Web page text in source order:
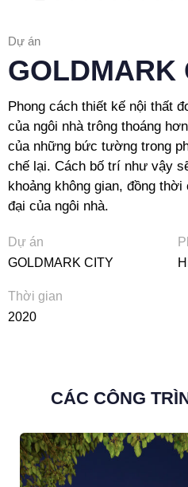
Dự án
GOLDMARK
Phong cách thiết kế nội thất
của ngôi nhà trông thoáng
của những bức tường trong
chế lại. Cách bố trí như vậy
khoảng không gian, đồng
đại của ngôi nhà.
Dự án
GOLDMARK CITY
Thời gian
2020
CÁC CÔNG